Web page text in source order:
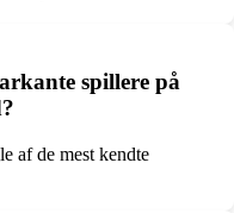
spillere på
af de mest kendte